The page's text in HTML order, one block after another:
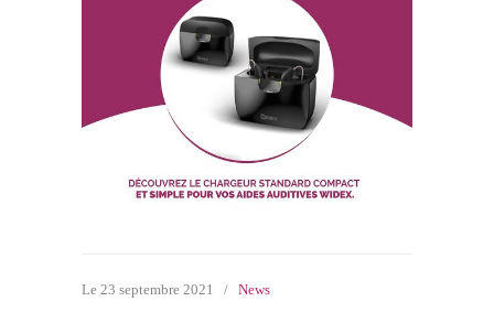
Le 23 septembre 2021 / News